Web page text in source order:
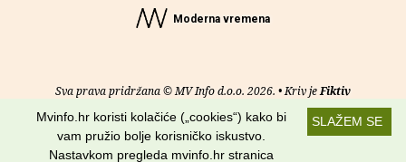
Moderna vremena
Sva prava pridržana © MV Info d.o.o. 2026. • Kriv jeFiktiv
Uvjeti korištenja RSS kanaliSLAŽEM SE
Mvinfo.hr koristi kolačiće („cookies“) kako bi
vam pružio bolje korisničko iskustvo.
Nastavkom pregleda mvinfo.hr stranica